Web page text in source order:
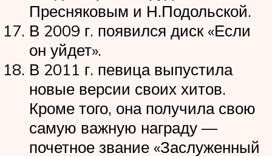
Пресняковым и Н.Подольской.
В 2009 г. появился диск «Если
он уйдет».
В 2011 г. певица выпустила
новые версии своих хитов.
Кроме того, она получила свою
самую важную награду —
почетное звание «Заслуженный